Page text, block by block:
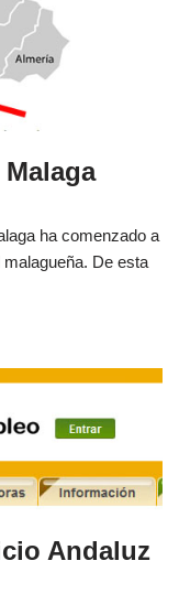
ha comenzado a
De esta
Andaluz